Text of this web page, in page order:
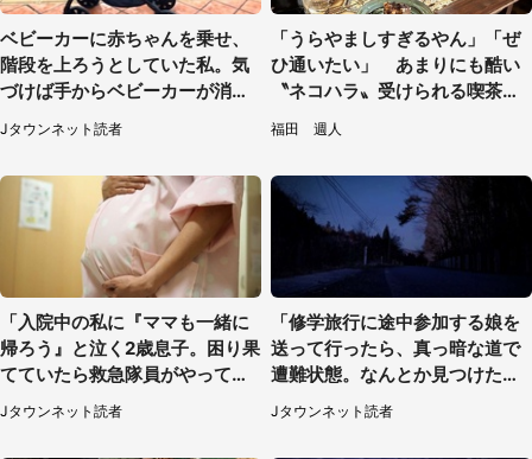
ベビーカーに赤ちゃんを乗せ、
階段を上ろうとしていた私。気
づけば手からベビーカーが消え
ていて（神奈川県・60代女性）
Jタウンネット読者
「うらやましすぎるやん」「ぜ
ひ通いたい」 あまりにも酷い
〝ネコハラ〟受けられる喫茶店
に5.3万人驚がく
福田 週人
「入院中の私に『ママも一緒に
帰ろう』と泣く2歳息子。困り果
てていたら救急隊員がやってき
て...」（大阪府・50代女性）
Jタウンネット読者
「修学旅行に途中参加する娘を
送って行ったら、真っ暗な道で
遭難状態。なんとか見つけた民
家に助けを求めると、住人の男
性が...」
Jタウンネット読者